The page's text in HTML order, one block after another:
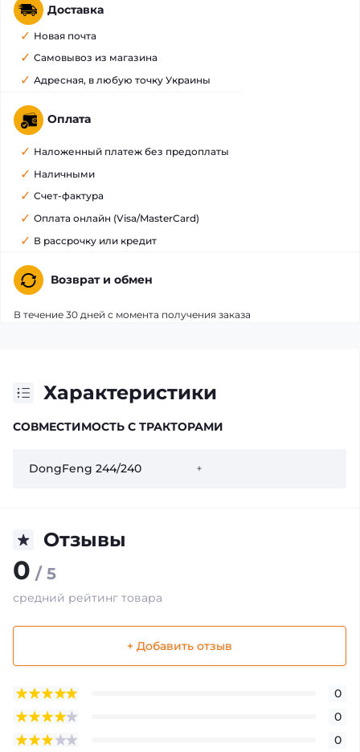
Доставка
Новая почта
Самовывоз из магазина
Адресная, в любую точку Украины
Оплата
Наложенный платеж без предоплаты
Наличными
Счет-фактура
Оплата онлайн (Visa/MasterCard)
В рассрочку или кредит
Возврат и обмен
В течение 30 дней с момента получения заказа
Характеристики
СОВМЕСТИМОСТЬ С ТРАКТОРАМИ
DongFeng 244/240 +
Отзывы
0 / 5
средний рейтинг товара
+ Добавить отзыв
0
0
0